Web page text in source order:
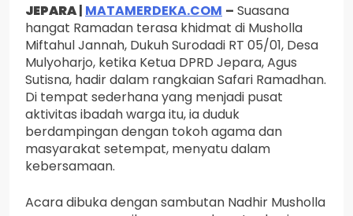
JEPARA| MATAMERDEKA.COM – Suasana
hangat Ramadan terasa khidmat di Musholla
Miftahul Jannah, Dukuh Surodadi RT 05/01, Desa
Mulyoharjo, ketika Ketua DPRD Jepara, Agus
Sutisna, hadir dalam rangkaian Safari Ramadhan.
Di tempat sederhana yang menjadi pusat
aktivitas ibadah warga itu, ia duduk
berdampingan dengan tokoh agama dan
masyarakat setempat, menyatu dalam
kebersamaan.
Acara dibuka dengan sambutan Nadhir Musholla